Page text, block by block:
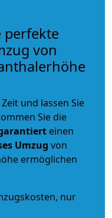
perfekte
von
und lassen Sie
Sie die
einen
Umzug von
ermöglichen
nur